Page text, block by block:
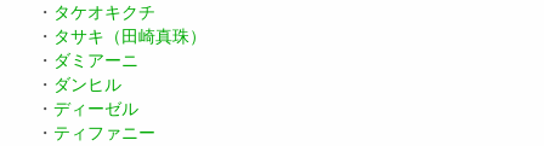
・ タケオキクチ
・ タサキ（田崎真珠）
・ ダミアーニ
・ ダンヒル
・ ディーゼル
・ ティファニー